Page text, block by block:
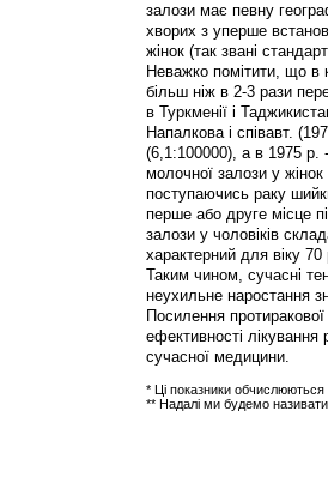
залози має певну
хворих з уперше
жінок (так звані
Неважко помітити, що в
більш ніж в 2-3 рази
в Туркменії і
Напалкова і співавт.
(6,1:100000), а в 1975 р.
молочної залози у
поступаючись раку
перше або друге місце
залози у чоловіків
характерний для віку
Таким чином, сучасні
неухильне наростання
Посилення
ефективності
сучасної медицини.
* Ці показники обчислюються
** Надалі ми будемо називати